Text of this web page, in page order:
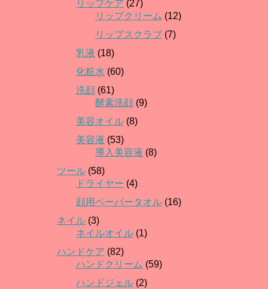
リップケア (27)
リップクリーム (12)
リップスクラブ (7)
乳液 (18)
化粧水 (60)
洗顔 (61)
酵素洗顔 (9)
美容オイル (8)
美容液 (53)
導入美容液 (8)
ツール (58)
ドライヤー (4)
顔用ペーパータオル (16)
ネイル (3)
ネイルオイル (1)
ハンドケア (82)
ハンドクリーム (59)
ハンドジェル (2)